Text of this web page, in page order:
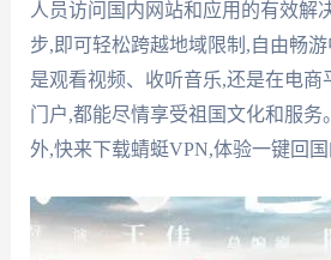
人员访问国内网站和应用的有效解
步,即可轻松跨越地域限制,自由畅
是观看视频、收听音乐,还是在电商
门户,都能尽情享受祖国文化和服务
外,快来下载蜻蜓VPN,体验一键回